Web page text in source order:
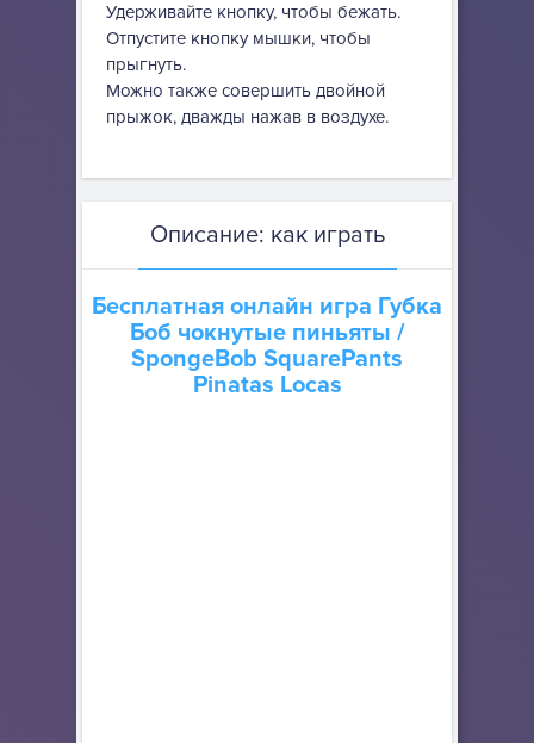
Удерживайте кнопку, чтобы бежать.
Отпустите кнопку мышки, чтобы
прыгнуть.
Можно также совершить двойной
прыжок, дважды нажав в воздухе.
Описание: как играть
Бесплатная онлайн игра Губка
Боб чокнутые пиньяты /
SpongeBob SquarePants
Pinatas Locas